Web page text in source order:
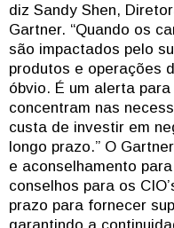
diz Sandy Shen,
Gartner. “Quando os
são impactados pelo
produtos e operações
óbvio. É um alerta
concentram nas
custa de investir em
longo prazo.” O
e aconselhamento
conselhos para os
prazo para fornecer